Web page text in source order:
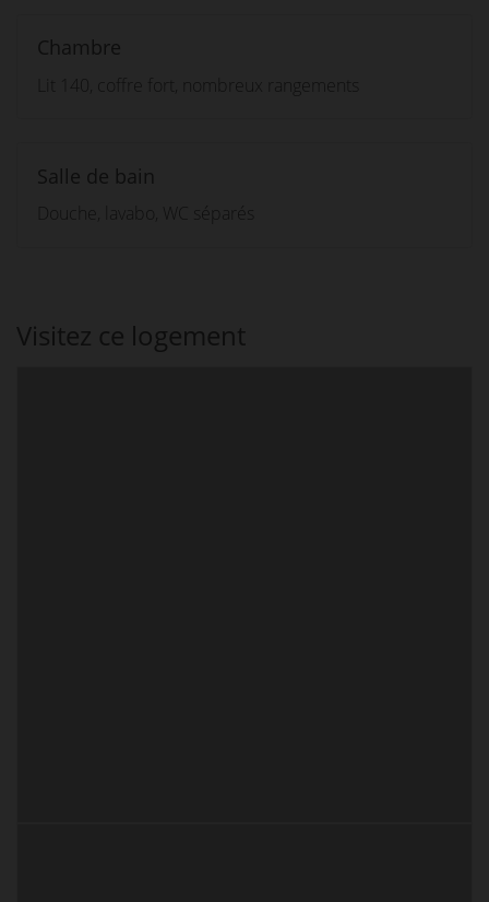
Chambre
Lit 140, coffre fort, nombreux rangements
Salle de bain
Douche, lavabo, WC séparés
Visitez ce logement